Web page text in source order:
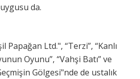
da.
Papağan Ltd.", “Terzi”, “Kanlı
Oyunu”, “Vahşi Batı” ve
Gölgesi"nde de ustalık